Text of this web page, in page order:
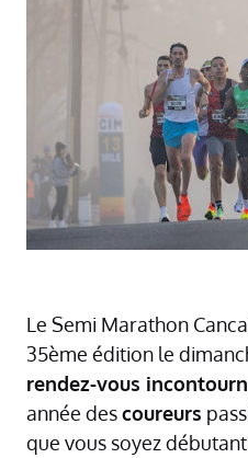
Le Semi Marathon
35ème édition le
rendez-vous
année descoureurs
que vous soyez